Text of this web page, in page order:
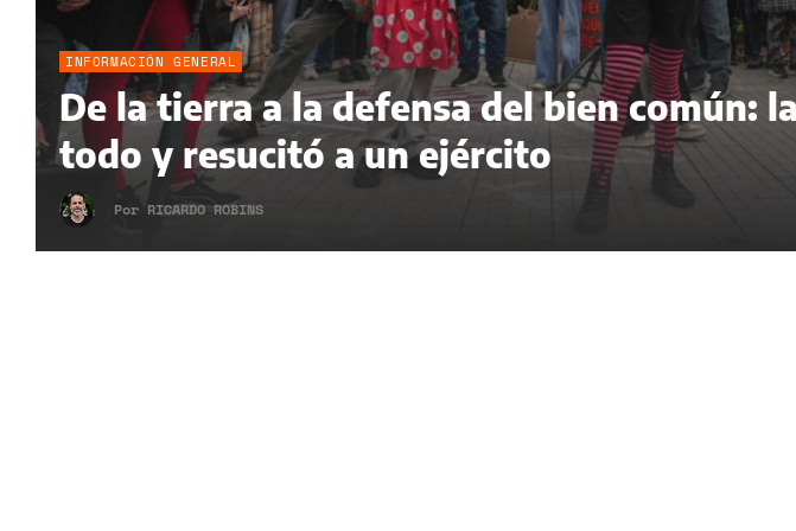
INFORMACIÓN GENERAL
De la tierra a la defensa del bien común:
todo y resucitó a un ejército
Por RICARDO ROBINS